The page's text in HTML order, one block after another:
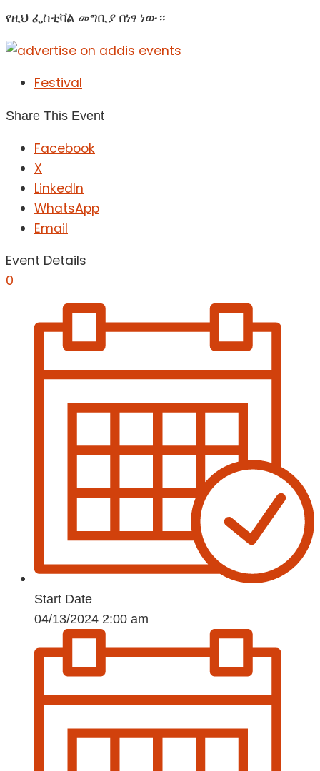
የዚህ ፌስቲቫል መግቢያ በነፃ ነው።
Festival
Share This Event
Facebook
X
LinkedIn
WhatsApp
Email
Event Details
0
Start Date
04/13/2024 2:00 am